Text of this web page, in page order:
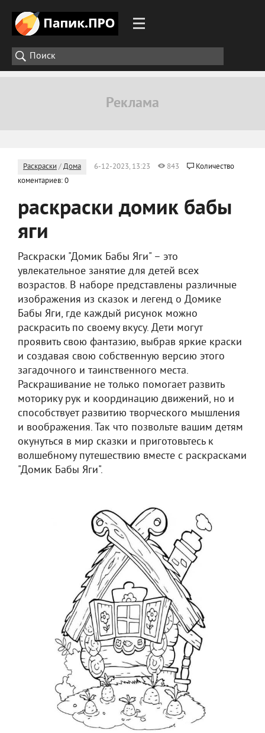
Раскраски /Дома 6-12-2023, 13:23 843
Количество
коментариев: 0
раскраски домик бабы
яги
Раскраски "Домик Бабы Яги" – это
увлекательное занятие для детей всех
возрастов. В наборе представлены различные
изображения из сказок и легенд о Домике
Бабы Яги, где каждый рисунок можно
раскрасить по своему вкусу. Дети могут
проявить свою фантазию, выбрав яркие краски
и создавая свою собственную версию этого
загадочного и таинственного места.
Раскрашивание не только помогает развить
моторику рук и координацию движений, но и
способствует развитию творческого мышления
и воображения. Так что позвольте вашим детям
окунуться в мир сказки и приготовьтесь к
волшебному путешествию вместе с раскрасками
"Домик Бабы Яги".